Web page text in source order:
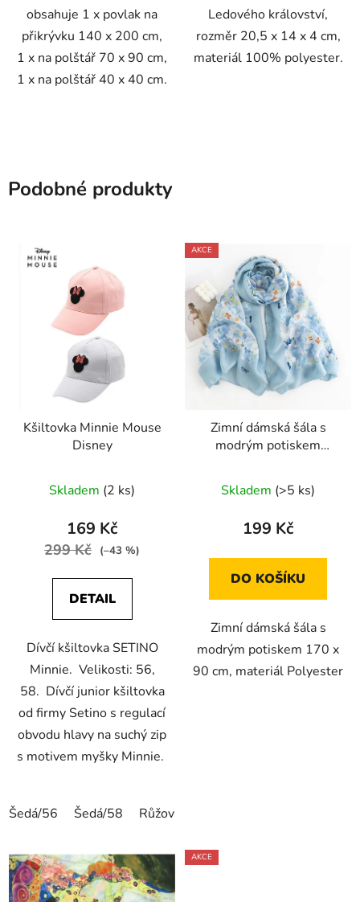
obsahuje 1 x povlak na
přikrývku 140 x 200 cm,
1 x na polštář 70 x 90 cm,
1 x na polštář 40 x 40 cm.
Ledového království,
rozměr 20,5 x 14 x 4 cm,
materiál 100% polyester.
Podobné produkty
Kšiltovka Minnie Mouse
Disney
Skladem (2 ks)
169 Kč
299 Kč (–43 %)
DETAIL
Dívčí kšiltovka SETINO
Minnie. Velikosti: 56,
58. Dívčí junior kšiltovka
od firmy Setino s regulací
obvodu hlavy na suchý zip
s motivem myšky Minnie.
Šedá/56 Šedá/58 Růžová/58
AKCE
Zimní dámská šála s
modrým potiskem
Skladem (>5 ks)
199 Kč
DO KOŠÍKU
Zimní dámská šála s
modrým potiskem 170 x
90 cm, materiál Polyester
AKCE